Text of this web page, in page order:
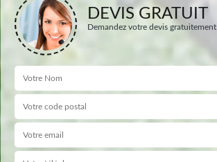
DEVIS GRATUIT
Demandez votre devis gratuitement